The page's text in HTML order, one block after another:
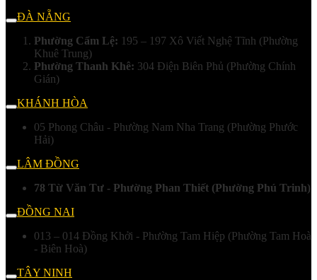
ĐÀ NẴNG
Phường Cẩm Lệ: 195 – 197 Xô Viết Nghệ Tĩnh (Phường
Khuê Trung)
Phường Thanh Khê: 304 Điện Biên Phủ (Phường Chính
Gián)
KHÁNH HÒA
05 Phong Châu - Phường Nam Nha Trang (Phường Phước
Hải)
LÂM ĐỒNG
78 Từ Văn Tư - Phường Phan Thiết (Phường Phú Trinh)
ĐỒNG NAI
013 – 014 Đồng Khởi - Phường Tam Hiệp (Phường Tam Hoà
- Biên Hoà)
TÂY NINH